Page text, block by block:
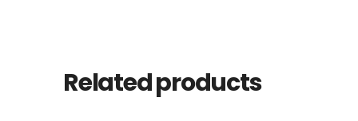
Related products